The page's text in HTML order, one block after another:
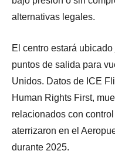
alternativas legales.
El centro estará
puntos de salida para
Unidos. Datos de ICE
Human Rights First,
relacionados con
aterrizaron en el
durante 2025.